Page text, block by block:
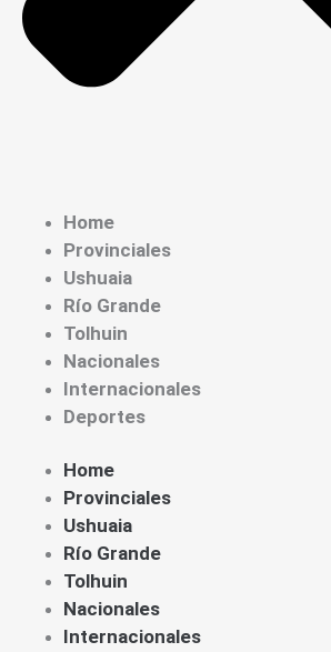
Home
Provinciales
Ushuaia
Río Grande
Tolhuin
Nacionales
Internacionales
Deportes
Home
Provinciales
Ushuaia
Río Grande
Tolhuin
Nacionales
Internacionales